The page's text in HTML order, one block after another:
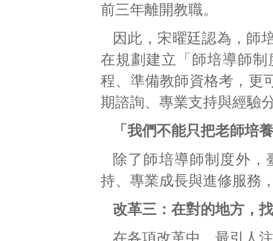
前三年離開教職。
因此，宋曜廷認為，師
在規劃建立「師培導師
程、準備教師資格考，更
期諮詢、專業支持與經驗
「我們不能只把老師培
除了師培導師制度外
持、專業成長與進修服務
改革三：在對的地方，
在各項改革中，最引人